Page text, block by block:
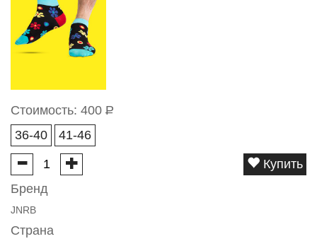
Стоимость: 400 Р
36-40
41-46
Купить
Бренд
JNRB
Страна